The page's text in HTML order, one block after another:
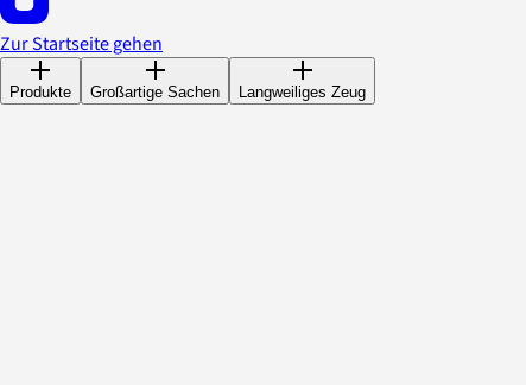
Zur Startseite gehen
Produkte Großartige Sachen Langweiliges Zeug